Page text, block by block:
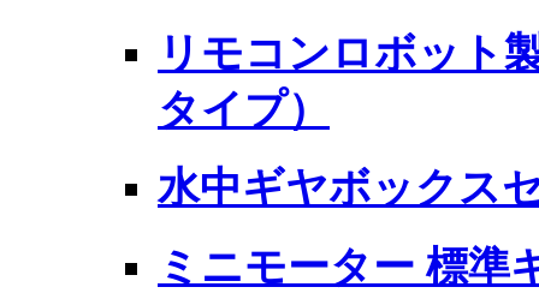
リモコンロボット
タイプ）
水中ギヤボックス
ミニモーター 標準